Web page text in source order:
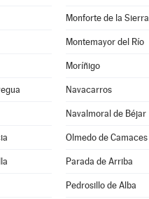
Monforte de la Sierra
Montemayor del Río
Moríñigo
Navacarros
Navalmoral de Béjar
Olmedo de Camaces
Parada de Arriba
Pedrosillo de Alba